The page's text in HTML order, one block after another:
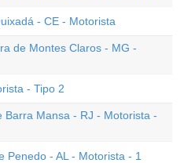
- CE - Motorista
de Montes Claros - MG -
- Tipo 2
Barra Mansa - RJ - Motorista -
Penedo - AL - Motorista - 1